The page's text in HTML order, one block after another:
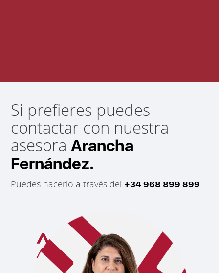
Si prefieres puedes
contactar con nuestra
asesoraArancha
Fernández.
Puedes hacerlo a través del +34 968 899 899